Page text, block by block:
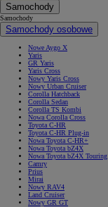
Samochody
Samochody
Samochody osobowe
Nowe Aygo X
Yaris
GR Yaris
Yaris Cross
Nowy Yaris Cross
Nowy Urban Cruiser
Corolla Hatchback
Corolla Sedan
Corolla TS Kombi
Nowa Corolla Cross
Toyota C-HR
Toyota C-HR Plug-in
Nowa Toyota C-HR+
Nowa Toyota bZ4X
Nowa Toyota bZ4X Touring
Camry
Prius
Mirai
Nowy RAV4
Land Cruiser
Nowy GR GT